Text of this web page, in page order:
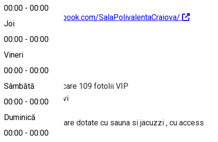
00:00 - 00:00
Joi
00:00 - 00:00
Vineri
00:00 - 00:00
Sâmbătă
00:00 - 00:00
Duminică
00:00 - 00:00
https://www.facebook.com/SalaPolivalentaCraiova/
Despre
Dotari:
-4215 locuri , din care 109 fotolii VIP
-6 vestiare sportivi
-2 sali de recuperare dotate cu sauna si jacuzzi , cu access
direct la vestiare